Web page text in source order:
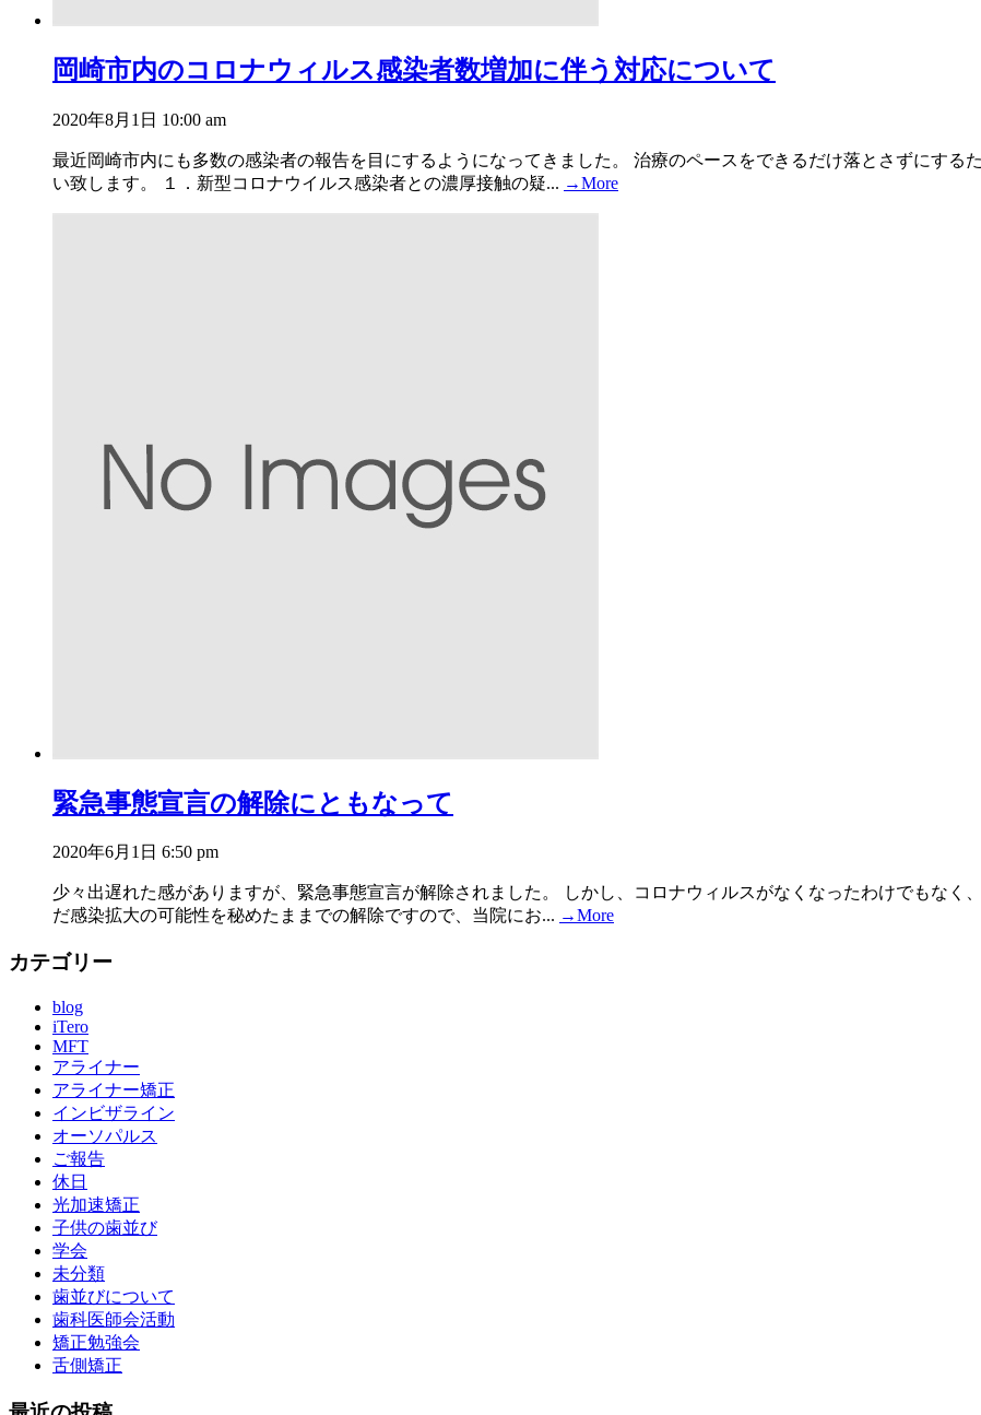
岡崎市内のコロナウィルス感染者数増加に伴う対応について
2020年8月1日 10:00 am
最近岡崎市内にも多数の感染者の報告を目にするようになってきました。 治療のペースをできるだけ落とさずにする
い致します。 １．新型コロナウイルス感染者との濃厚接触の疑... →More
緊急事態宣言の解除にともなって
2020年6月1日 6:50 pm
少々出遅れた感がありますが、緊急事態宣言が解除されました。 しかし、コロナウィルスがなくなったわけでもなく
だ感染拡大の可能性を秘めたままでの解除ですので、当院にお... →More
カテゴリー
blog
iTero
MFT
アライナー
アライナー矯正
インビザライン
オーソパルス
ご報告
休日
光加速矯正
子供の歯並び
学会
未分類
歯並びについて
歯科医師会活動
矯正勉強会
舌側矯正